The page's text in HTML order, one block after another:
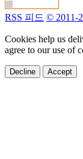
RSS 피드 © 2011-
Cookies help us
agree to our use of
Decline Accept